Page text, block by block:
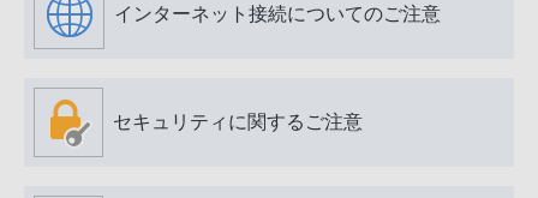
インターネット接続についてのご注意
セキュリティに関するご注意